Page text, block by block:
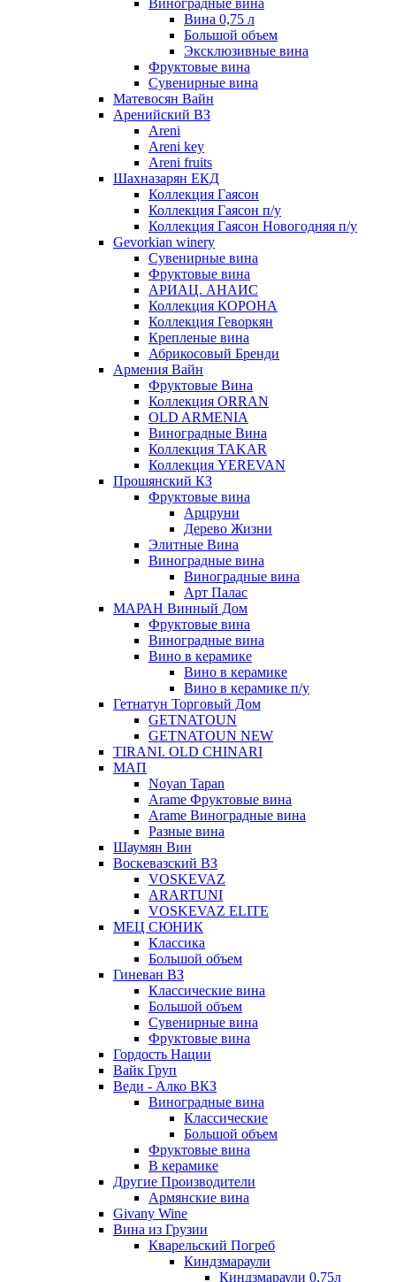
Виноградные вина
Вина 0,75 л
Большой объем
Эксклюзивные вина
Фруктовые вина
Cувенирные вина
Матевосян Вайн
Аренийский ВЗ
Areni
Areni key
Areni fruits
Шахназарян ЕКД
Коллекция Гаясон
Коллекция Гаясон п/у
Коллекция Гаясон Новогодняя п/у
Gevorkian winery
Сувенирные вина
Фруктовые вина
АРИАЦ. АНАИС
Коллекция КОРОНА
Коллекция Геворкян
Крепленые вина
Абрикосовый Бренди
Армения Вайн
Фруктовые Вина
Коллекция ORRAN
OLD ARMENIA
Виноградные Вина
Коллекция TAKAR
Коллекция YEREVAN
Прошянский КЗ
Фруктовые вина
Арцруни
Дерево Жизни
Элитные Вина
Виноградные вина
Виноградные вина
Арт Палас
МАРАН Винный Дом
Фруктовые вина
Виноградные вина
Вино в керамике
Вино в керамике
Вино в керамике п/у
Гетнатун Торговый Дом
GETNATOUN
GETNATOUN NEW
TIRANI. OLD CHINARI
МАП
Noyan Tapan
Arame Фруктовые вина
Arame Виноградные вина
Разные вина
Шаумян Вин
Воскевазский ВЗ
VOSKEVAZ
ARARTUNI
VOSKEVAZ ELITE
МЕЦ СЮНИК
Классика
Большой объем
Гиневан ВЗ
Классические вина
Большой объем
Сувенирные вина
Фруктовые вина
Гордость Нации
Вайк Груп
Веди - Алко ВКЗ
Виноградные вина
Классические
Большой объем
Фруктовые вина
В керамике
Другие Производители
Армянские вина
Givany Wine
Вина из Грузии
Кварельский Погреб
Киндзмараули
Киндзмараули 0,75л